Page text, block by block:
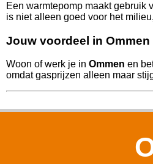
Een warmtepomp maakt gebruik
is niet alleen goed voor het
Jouw voordeel in Ommen
Woon of werk je in Ommen en
omdat gasprijzen alleen maar